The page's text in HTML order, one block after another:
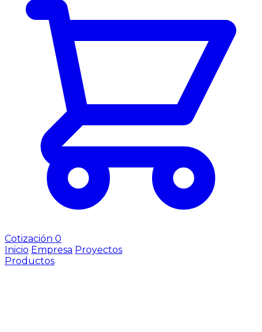
Cotización 0
Inicio Empresa Proyectos
Productos